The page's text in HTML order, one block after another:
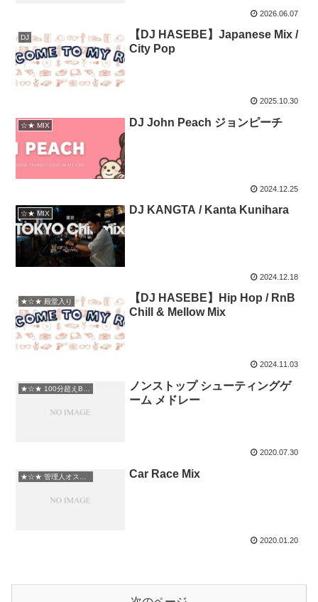
2026.06.07
DJ
【DJ HASEBE】Japanese Mix /
City Pop
2025.10.30
☆★ MIX DJ John Peach ジョンピーチ
2024.12.25
☆★ MIX DJ KANGTA / Kanta Kunihara
2024.12.18
★☆★ 殿堂入り
【DJ HASEBE】Hip Hop / RnB
Chill & Mellow Mix
2024.11.03
★☆★ 100分超えBGM
ノンストップ シューティングゲ
ーム メドレー
2020.07.30
Car Race Mix
2020.01.20